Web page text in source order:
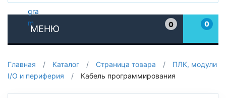
МЕНЮ
0
0
Главная / Каталог / Страница товара /
ПЛК, модули
I/O и периферия
/ Кабель программирования